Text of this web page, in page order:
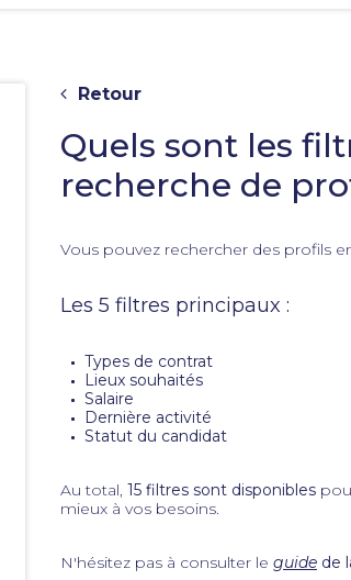
Retour
Quels sont les
recherche de
Vous pouvez rechercher des profils
Les 5 filtres principaux :
Types de contrat
Lieux souhaités
Salaire
Dernière activité
Statut du candidat
Au total, 15 filtres sont disponibles
mieux à vos besoins.
N'hésitez pas à consulter le guide de